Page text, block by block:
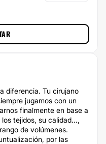
diferencia. Tu cirujano
jugamos con un
finalmente en base a
tejidos, su calidad...,
de volúmenes.
por las